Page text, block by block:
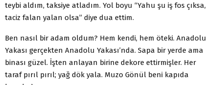
teybi aldım, taksiye atladım. Yol boyu “Yahu şu iş fos çıksa,
taciz falan yalan olsa” diye dua ettim.
Ben nasıl bir adam oldum? Hem kendi, hem öteki. Anadolu
Yakası gerçekten Anadolu Yakası’nda. Sapa bir yerde ama
binası güzel. İşten anlayan birine dekore ettirmişler. Her
taraf pırıl pırıl; yağ dök yala. Muzo Gönül beni kapıda